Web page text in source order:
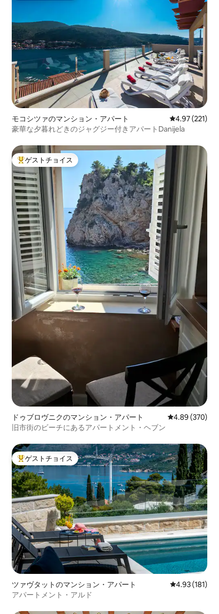
モコシツァのマンション・アパート レビュー221
4.97 (221)
豪華な夕暮れどきのジャグジー付きアパートDanijela
大好評のゲストチョイスです。
ゲストチョイス
ドゥブロヴニクのマンション・アパート レビュー370
4.89 (370)
旧市街のビーチにあるアパートメント・ヘブン
大好評のゲストチョイスです。
ゲストチョイス
ツァヴタットのマンション・アパート レビュー181
4.93 (181)
アパートメント・アルド